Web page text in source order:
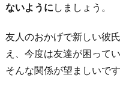
ないように しましょう。
友人のおかげで新しい彼
え、今度は友達が困って
そんな関係が望ましいです